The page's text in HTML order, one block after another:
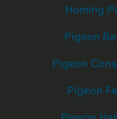
Homing
Pigeon
Pigeon
Pigeon